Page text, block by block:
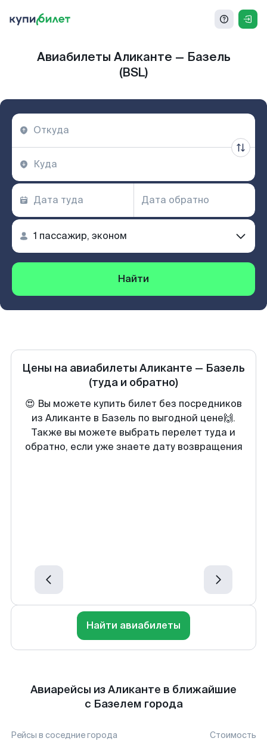
Авиабилеты Аликанте — Базель
(BSL)
Найти
Цены на авиабилеты Аликанте — Базель
(туда и обратно)
😍 Вы можете купить билет без посредников
из Аликанте в Базель по выгодной цене🙌.
Также вы можете выбрать перелет туда и
обратно, если уже знаете дату возвращения
Найти авиабилеты
Авиарейсы из Аликанте в ближайшие
с Базелем города
Рейсы в соседние города Стоимость